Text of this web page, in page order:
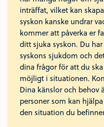
inträffat, vilket kan
syskon kanske undrar
kommer att påverka er
ditt sjuka syskon. Du
syskons sjukdom och
dina frågor för att du
möjligt i situationen.
Dina känslor och behov
personer som kan
den situation du